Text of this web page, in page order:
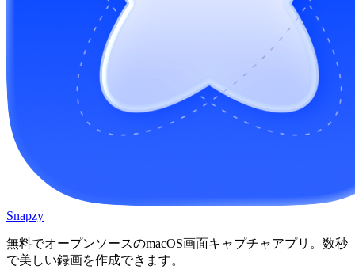
Snapzy
無料でオープンソースのmacOS画面キャプチャアプリ。数秒
で美しい録画を作成できます。